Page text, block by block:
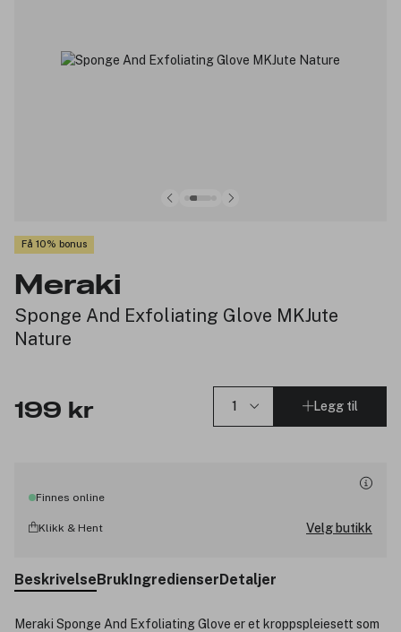
Få 10% bonus
Meraki
Sponge And Exfoliating Glove MKJute
Nature
199 kr Legg til
Finnes online
Klikk & Hent Velg butikk
BeskrivelseBrukIngredienserDetaljer
Meraki Sponge And Exfoliating Glove er et kroppspleiesett som